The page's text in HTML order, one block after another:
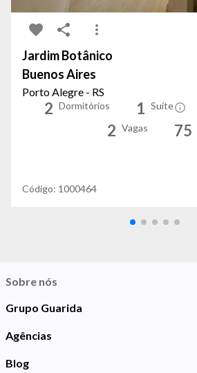
Jardim Botânico
Buenos Aires
Porto Alegre - RS
2 Dormitórios 1 Suíte
2 Vagas 75
Código: 1000464
Sobre nós
Grupo Guarida
Agências
Blog